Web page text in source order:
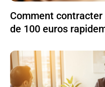
Comment
de 100 euros